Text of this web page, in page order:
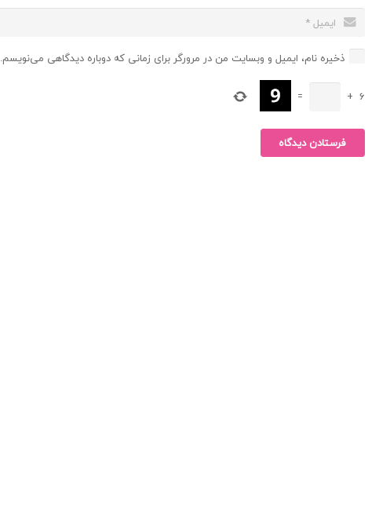
ذخیره نام، ایمیل و وبسایت من در مرورگر برای زمانی که دوباره دیدگاهی می‌نویسم.
6
+
=
فرستادن دیدگاه